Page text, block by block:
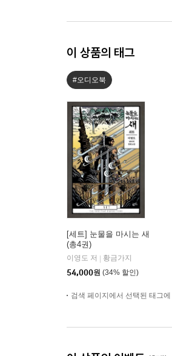
이 상품의 태그
#오디오북
[세트] 눈물을 마시는 새
(총4권)
이영도 저
황금가지
54,000원 (34% 할인)
검색 페이지에서 선택된 태그